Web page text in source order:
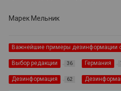
Марек Мельник
Важнейшие примеры дезинформации
Выбор редакции 36 Германия
Дезинформация 62